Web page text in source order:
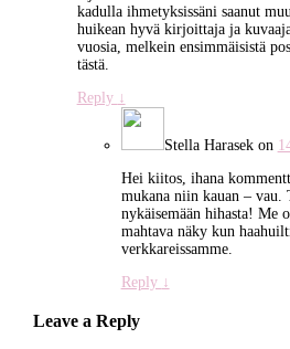
kadulla ihmetyksissäni saanut
huikean hyvä kirjoittaja ja
vuosia, melkein ensimmäisistä
tästä.
Reply ↓
Stella Harasekon
Hei kiitos, ihana
mukana niin kauan – vau.
nykäisemään hihasta! Me
mahtava näky kun
verkkareissamme.
Reply ↓
Leave a Reply